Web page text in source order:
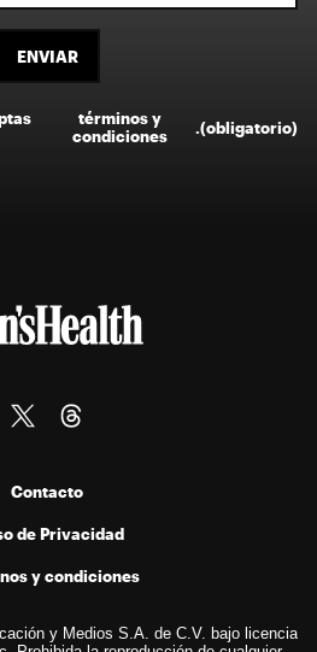
ENVIAR
términos y
condiciones
(obligatorio)
Contacto
de Privacidad
y condiciones
y Medios S.A. de C.V. bajo licencia